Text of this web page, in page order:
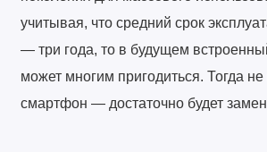
учитывая, что средний срок
— три года, то в будущем
может многим пригодиться. Тогда
смартфон — достаточно будет